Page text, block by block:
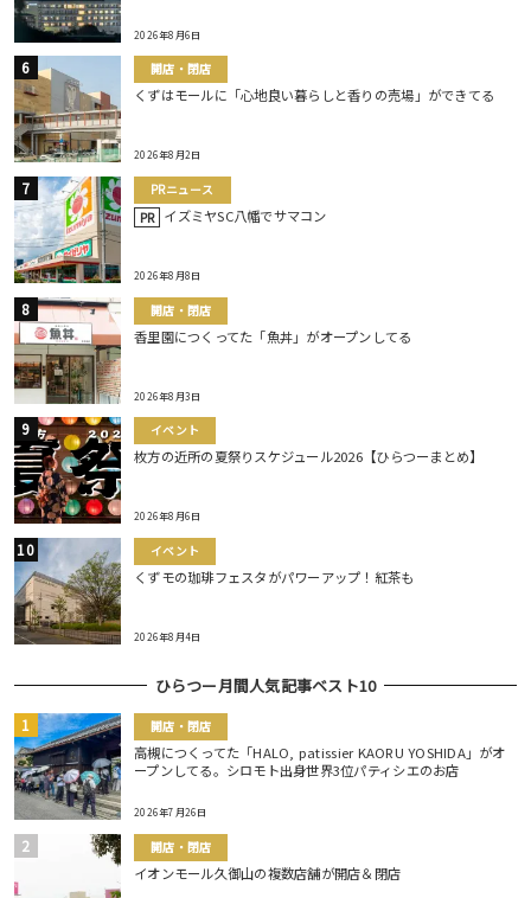
2026年8月6日
開店・閉店
くずはモールに「心地良い暮らしと香りの売場」ができてる
2026年8月2日
PRニュース
PR イズミヤSC八幡でサマコン
2026年8月8日
開店・閉店
香里園につくってた「魚丼」がオープンしてる
2026年8月3日
イベント
枚方の近所の夏祭りスケジュール2026【ひらつーまとめ】
2026年8月6日
イベント
くずモの珈琲フェスタがパワーアップ！紅茶も
2026年8月4日
ひらつー月間人気記事ベスト10
開店・閉店
高槻につくってた「HALO, patissier KAORU YOSHIDA」がオ
ープンしてる。シロモト出身世界3位パティシエのお店
2026年7月26日
開店・閉店
イオンモール久御山の複数店舗が開店＆閉店